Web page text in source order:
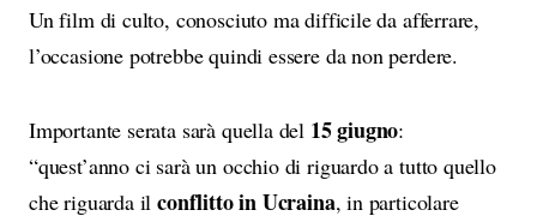
Un film di culto, conosciuto ma difficile da afferrare,
l’occasione potrebbe quindi essere da non perdere.
Importante serata sarà quella del 15 giugno:
“quest’anno ci sarà un occhio di riguardo a tutto quello
che riguarda ilconflitto in Ucraina, in particolare